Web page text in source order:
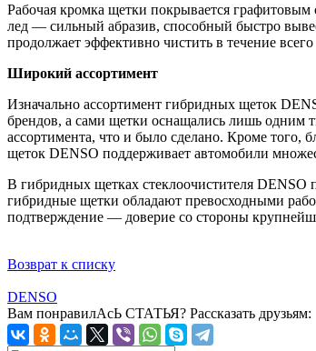
Рабочая кромка щетки покрывается
лед — сильный абразив, способный быстро
продолжает эффективно чистить в течение
Широкий ассортимент
Изначально ассортимент гибридных щеток
брендов, а сами щетки оснащались лишь одним
ассортимента, что и было сделано. Кроме того,
щеток DENSO поддерживает автомобили
В гибридных щетках стеклоочистителя DENSO
гибридные щетки обладают превосходными
подтверждение — доверие со стороны
Возврат к списку
DENSO
Вам понравилАсЬ СТАТЬЯ? Рассказать друзьям: